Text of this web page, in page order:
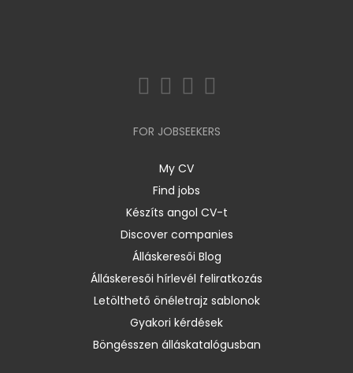
FOR JOBSEEKERS
My CV
Find jobs
Készíts angol CV-t
Discover companies
Álláskeresői Blog
Álláskeresői hírlevél feliratkozás
Letölthető önéletrajz sablonok
Gyakori kérdések
Böngésszen álláskatalógusban